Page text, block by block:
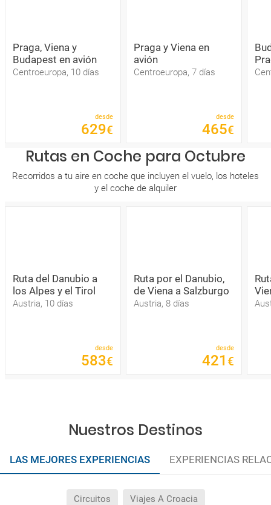
Praga, Viena y
Budapest en avión
Centroeuropa, 10 días
desde
629€
Praga y Viena en
avión
Centroeuropa, 7 días
desde
465€
Rutas en Coche para Octubre
Recorridos a tu aire en coche que incluyen el vuelo, los hoteles
y el coche de alquiler
Ruta del Danubio a
los Alpes y el Tirol
Austria, 10 días
desde
583€
Ruta por el Danubio,
de Viena a Salzburgo
Austria, 8 días
desde
421 €
Nuestros Destinos
LAS MEJORES EXPERIENCIAS EXPERIENCIAS
Circuitos Viajes A Croacia